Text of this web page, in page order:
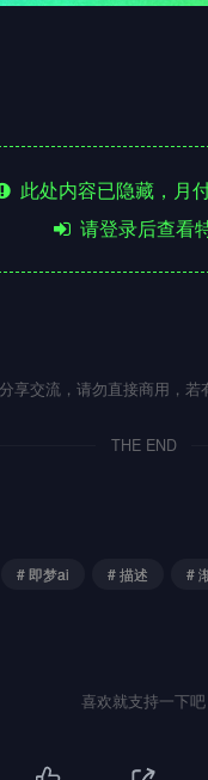
此处内容已隐藏，月
请登录后查看
交流，请勿直接商用，若
THE END
# 即梦ai # 描述 #
喜欢就支持一下吧